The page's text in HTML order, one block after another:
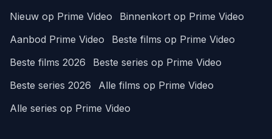
Nieuw op Prime Video
Binnenkort op Prime Video
Aanbod Prime Video
Beste films op Prime Video
Beste films 2026
Beste series op Prime Video
Beste series 2026
Alle films op Prime Video
Alle series op Prime Video